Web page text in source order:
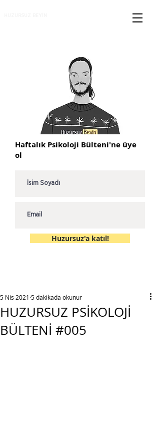
Haftalık Psikoloji Bülteni'ne üye
ol
Huzursuz'a katıl!
HUZURSUZ PSİKOLOJİ
BÜLTENİ #005
5 Nis 2021 5 dakikada okunur